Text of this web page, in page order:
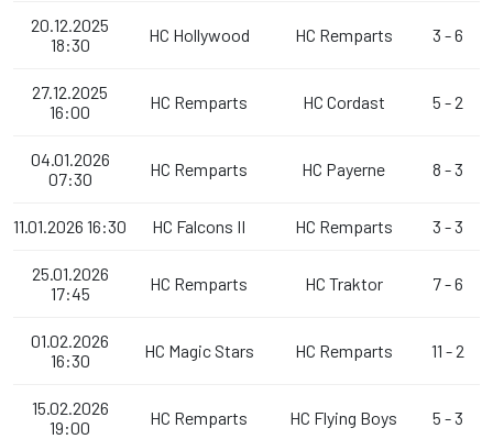
20.12.2025
18:30
HC Hollywood HC Remparts 3 - 6
27.12.2025
16:00
HC Remparts HC Cordast 5 - 2
04.01.2026
07:30
HC Remparts HC Payerne 8 - 3
11.01.2026 16:30 HC Falcons II HC Remparts 3 - 3
25.01.2026
17:45
HC Remparts HC Traktor 7 - 6
01.02.2026
16:30
HC Magic Stars HC Remparts 11 - 2
15.02.2026
19:00
HC Remparts HC Flying Boys 5 - 3